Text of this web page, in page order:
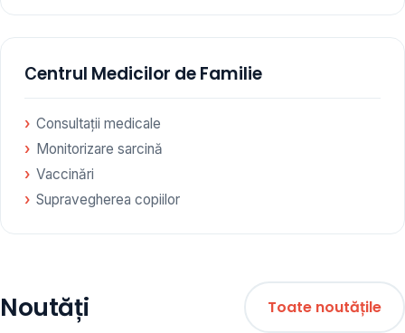
Сentrul Medicilor de Familie
Consultații medicale
Monitorizare sarcină
Vaccinări
Supravegherea copiilor
Noutăți Toate noutățile